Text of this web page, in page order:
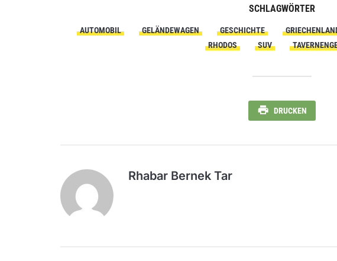
SCHLAGWÖRTER
AUTOMOBIL GELÄNDEWAGEN GESCHICHTE
RHODOS
SUV
DRUCKEN
Rhabar Bernek Tar